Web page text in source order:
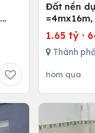
Đất nền
Bình
1.65 tỷ ·
Thành
hôm qua